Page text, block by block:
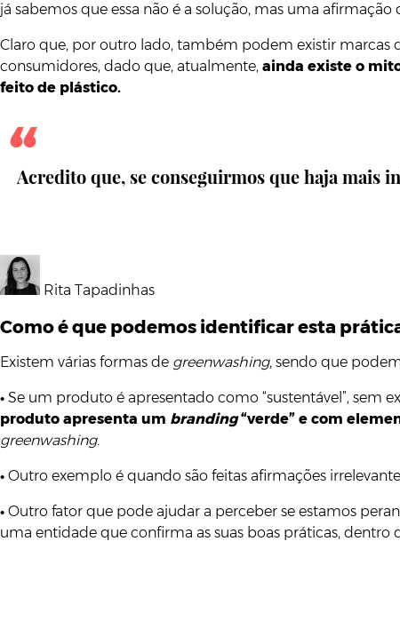
já sabemos que essa não é a solução, mas uma
Claro que, por outro lado, também podem existir marcas
consumidores, dado que, atualmente, ainda existe o
feito de plástico.
Acredito que, se conseguirmos que haja mais
Rita Tapadinhas
Como é que podemos identificar esta
Existem várias formas de greenwashing, sendo que
• Se um produto é apresentado como “sustentável”, sem
produto apresenta um branding“verde” e com
greenwashing.
• Outro exemplo é quando são feitas afirmações
• Outro fator que pode ajudar a perceber se estamos
uma entidade que confirma as suas boas práticas,